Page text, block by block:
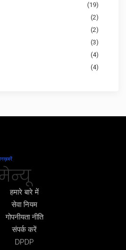
(19)
(2)
(2)
(3)
(4)
(4)
हमारे बारे में
सेवा नियम
गोपनीयता नीति
संपर्क करें
DPDP